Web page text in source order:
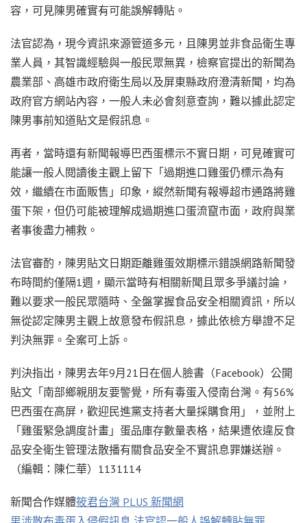
容，可見陳男確實有可能誤解轉貼。
法官認為，現今資訊來源管道多元，且陳男並非食品衛生專
業人員，其智識經驗與一般民眾無異，檢察官提出的新聞為
農業部、高雄市政府衛生局以及屏東縣政府澄清新聞，均為
政府官方網站內容，一般人未必會刻意查詢，難以據此認定
陳男事前知道貼文是假訊息。
再者，當時還有新聞報導巴西蛋標示不實日期，可見確實可
能讓一般人閱讀後主觀上留下「過期進口雞蛋仍標示為有
效，繼續在市面販售」印象，縱然新聞有報導超市通路將雞
蛋下架，但仍可能被理解成過期進口蛋流竄市面，政府與業
者事後盡力補救。
法官審酌，陳男貼文日期距離雞蛋效期標示錯誤網路新聞發
布時間約僅隔1週，顯示當時有相關新聞且眾多爭議討論，
難以要求一般民眾隨時、全盤掌握食品安全相關資訊，所以
無從認定陳男主觀上故意發布假訊息，據此依檢方舉證不足
判決無罪。全案可上訴。
判決指出，陳男去年9月21日在個人臉書（Facebook）公開
貼文「南部鄉親朋友要警覺，所有毒蛋入侵南台灣。有56%
巴西蛋在高屏，歡迎民進黨支持者大量採購食用」，並附上
「雞蛋緊急調度計畫」蛋品庫存數量表格，結果遭依違反食
品安全衛生管理法散播有關食品安全不實訊息罪嫌送辦。
（編輯：陳仁華）1131114
新聞合作媒體筱君台灣 PLUS 新聞網